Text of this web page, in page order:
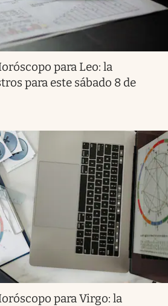
para Leo: la
para este sábado 8 de
para Virgo: la